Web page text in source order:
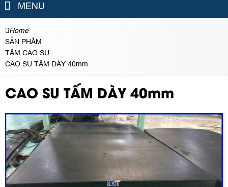
MENU
Home
SẢN PHẨM
TẤM CAO SU
CAO SU TẤM DÀY 40mm
CAO SU TẤM DÀY 40mm